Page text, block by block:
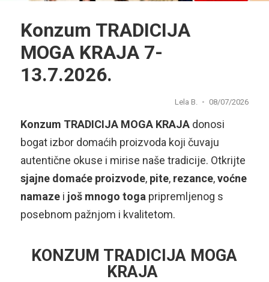
Konzum TRADICIJA
MOGA KRAJA 7-
13.7.2026.
Lela B. 08/07/2026
Konzum TRADICIJA MOGA KRAJAdonosi
bogat izbor domaćih proizvoda koji čuvaju
autentične okuse i mirise naše tradicije. Otkrijte
sjajne domaće proizvode, pite, rezance,voćne
namazei još mnogo toga pripremljenog s
posebnom pažnjom i kvalitetom.
KONZUM TRADICIJA MOGA
KRAJA